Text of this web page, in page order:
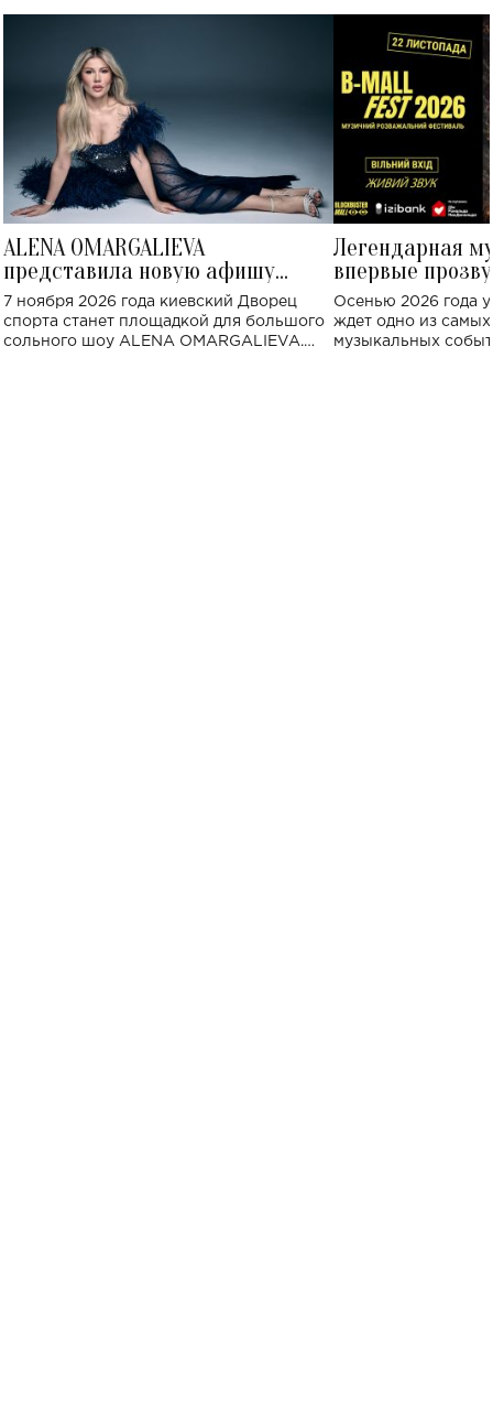
ALENA OMARGALIEVA
представила новую афишу
большого концерта во Дворце
спорта
7 ноября 2026 года киевский Дворец
спорта станет площадкой для большого
сольного шоу ALENA OMARGALIEVA.
Легендарная
впервые
Украине: где
Осенью 2026 года
ждет одно из
музыкальных